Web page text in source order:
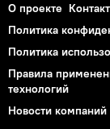
О проекте
Политика
Политика
Правила
технологий
Новости компаний